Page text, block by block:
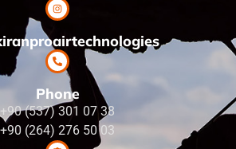
Phone
+90 (537) 301 07 38
+90 (264) 276 50 03